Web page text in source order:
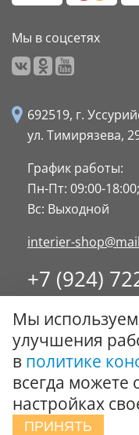
Мы в соцсетях
692519, г.
ул. Тимирязева,
График работы:
Пн-Пт: 09:00-18:00;
Вс: Выходной
interier-
+7 (924)
8 (4234)
Заказать
© ООО "Стиль-
защищены.
Политика обработки
Сообщить об ошибке
Мы
улучшения
в политике
всегда можете
настройках
ПРИНЯТЬ